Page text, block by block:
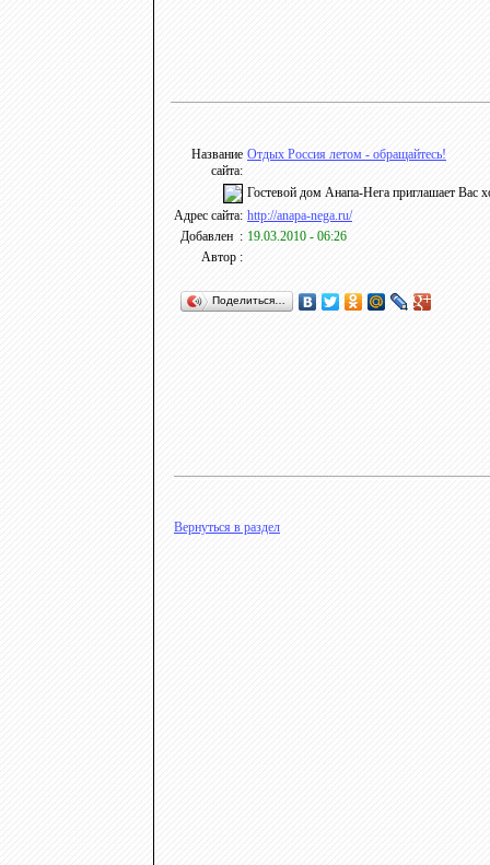
Название
сайта:
Отдых Россия летом - обращайтесь!
Гостевой дом Анапа-Нега приглашает Вас
Адрес сайта: http://anapa-nega.ru/
Добавлен : 19.03.2010 - 06:26
Автор :
Поделиться…
Вернуться в раздел